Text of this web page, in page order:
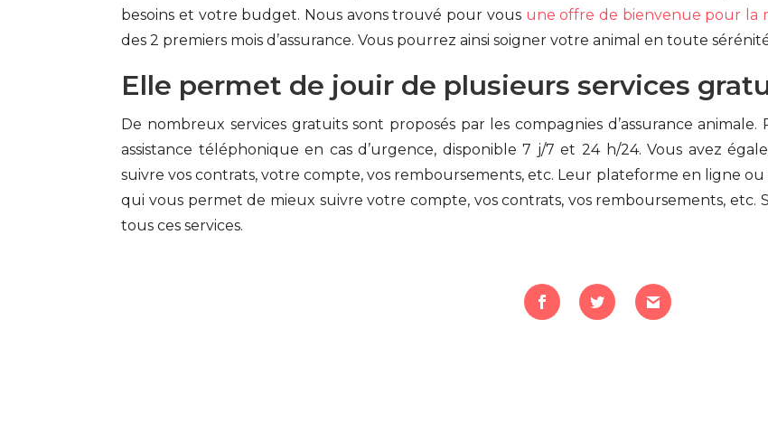
besoins et votre budget. Nous avons trouvé pour vous une offre de bienvenue pour la
des 2 premiers mois d’assurance. Vous pourrez ainsi soigner votre animal en toute
Elle permet de jouir de plusieurs services
De nombreux services gratuits sont proposés par les compagnies d’assurance
assistance téléphonique en cas d’urgence, disponible 7 j/7 et 24 h/24. Vous avez
suivre vos contrats, votre compte, vos remboursements, etc. Leur plateforme en ligne
qui vous permet de mieux suivre votre compte, vos contrats, vos remboursements, etc.
tous ces services.